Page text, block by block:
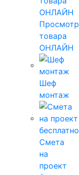
Просмотр
товара
ОНЛАЙН
Шеф
монтаж
Смета
на
проект